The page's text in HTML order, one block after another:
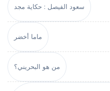
سعود الفيصل : حكاية مجد
ماما أخضر
من هو البحريني؟